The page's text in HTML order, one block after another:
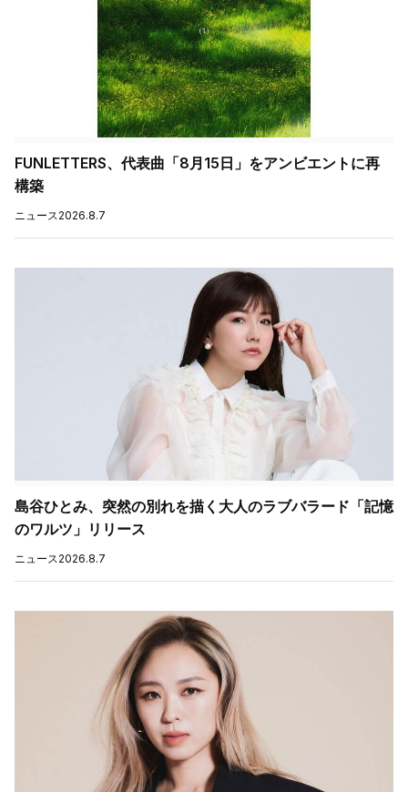
FUNLETTERS、代表曲「8月15日」をアンビエントに再
構築
ニュース 2026.8.7
島谷ひとみ、突然の別れを描く大人のラブバラード「記憶
のワルツ」リリース
ニュース 2026.8.7